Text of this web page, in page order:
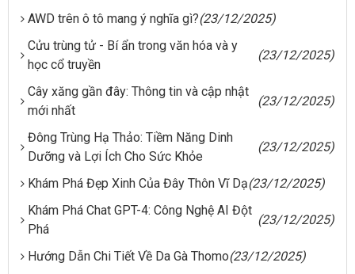
AWD trên ô tô mang ý nghĩa gì?(23/12/2025)
Cửu trùng tử - Bí ẩn trong văn hóa và y
học cổ truyền
(23/12/2025)
Cây xăng gần đây: Thông tin và cập nhật
mới nhất
(23/12/2025)
Đông Trùng Hạ Thảo: Tiềm Năng Dinh
Dưỡng và Lợi Ích Cho Sức Khỏe
(23/12/2025)
Khám Phá Đẹp Xinh Của Đây Thôn Vĩ Dạ(23/12/2025)
Khám Phá Chat GPT-4: Công Nghệ AI Đột
Phá
(23/12/2025)
Hướng Dẫn Chi Tiết Về Da Gà Thomo(23/12/2025)